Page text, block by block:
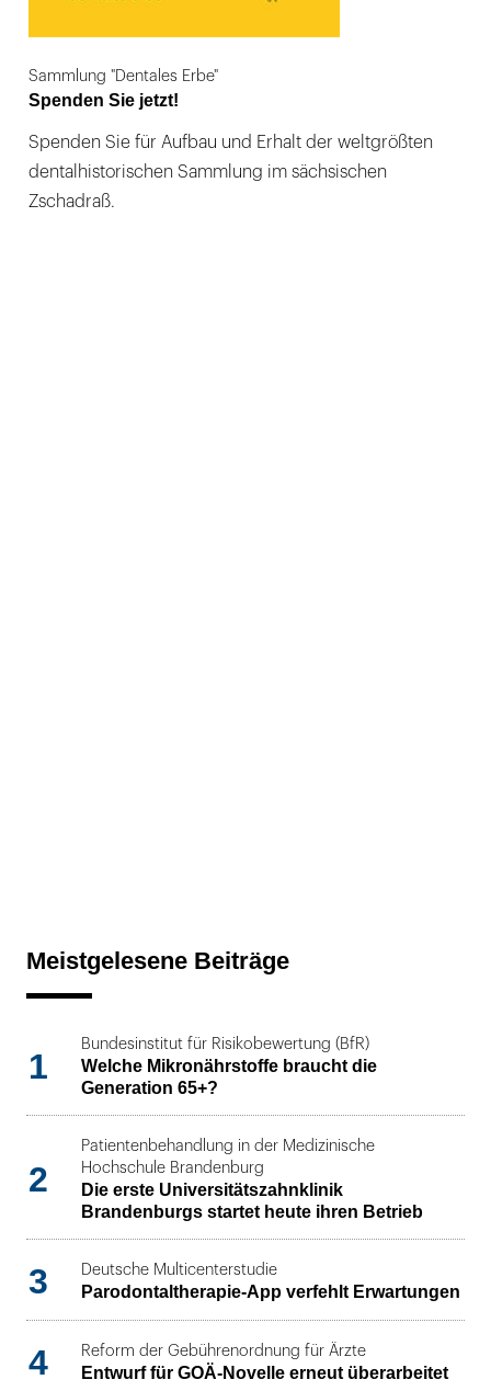
Sammlung "Dentales Erbe"
Spenden Sie jetzt!
Spenden Sie für Aufbau und Erhalt der weltgrößten
dentalhistorischen Sammlung im sächsischen
Zschadraß.
Meistgelesene Beiträge
1
Bundesinstitut für Risikobewertung (BfR)
Welche Mikronährstoffe braucht die
Generation 65+?
2
Patientenbehandlung in der Medizinische
Hochschule Brandenburg
Die erste Universitätszahnklinik
Brandenburgs startet heute ihren Betrieb
3 Deutsche Multicenterstudie
Parodontaltherapie-App verfehlt Erwartungen
4 Reform der Gebührenordnung für Ärzte
Entwurf für GOÄ-Novelle erneut überarbeitet